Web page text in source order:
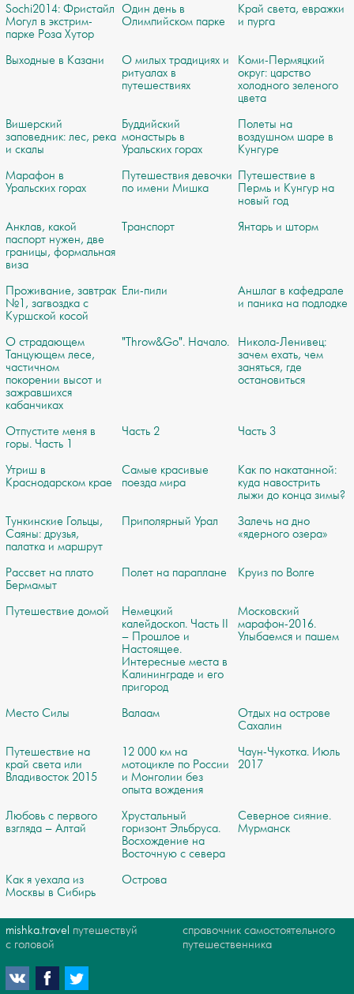
Sochi2014: Фристайл
Могул в экстрим-
парке Роза Хутор
Один день в
Олимпийском парке
Край света, евражки
и пурга
Выходные в Казани
О милых традициях и
ритуалах в
путешествиях
Коми-Пермяцкий
округ: царство
холодного зеленого
цвета
Вишерский
заповедник: лес, река
и скалы
Буддийский
монастырь в
Уральских горах
Полеты на
воздушном шаре в
Кунгуре
Марафон в
Уральских горах
Путешествия девочки
по имени Мишка
Путешествие в
Пермь и Кунгур на
новый год
Анклав, какой
паспорт нужен, две
границы, формальная
виза
Транспорт Янтарь и шторм
Проживание, завтрак
№1, загвоздка с
Куршской косой
Ели-пили
Аншлаг в кафедрале
и паника на подлодке
О страдающем
Танцующем лесе,
частичном
покорении высот и
зажравшихся
кабанчиках
"Throw&Go". Начало.
Никола-Ленивец:
зачем ехать, чем
заняться, где
остановиться
Отпустите меня в
горы. Часть 1
Часть 2 Часть 3
Утриш в
Краснодарском крае
Самые красивые
поезда мира
Как по накатанной:
куда навострить
лыжи до конца зимы?
Тункинские Гольцы,
Саяны: друзья,
палатка и маршрут
Приполярный Урал
Залечь на дно
«ядерного озера»
Рассвет на плато
Бермамыт
Полет на параплане Круиз по Волге
Путешествие домой
Немецкий
калейдоскоп. Часть II
– Прошлое и
Настоящее.
Интересные места в
Калининграде и его
пригород
Московский
марафон-2016.
Улыбаемся и пашем
Место Силы Валаам
Отдых на острове
Сахалин
Путешествие на
край света или
Владивосток 2015
12 000 км на
мотоцикле по России
и Монголии без
опыта вождения
Чаун-Чукотка. Июль
2017
Любовь с первого
взгляда – Алтай
Хрустальный
горизонт Эльбруса.
Восхождение на
Восточную с севера
Северное сияние.
Мурманск
Как я уехала из
Москвы в Сибирь
Острова
mishka.travel путешествуй
с головой
справочник самостоятельного
путешественника